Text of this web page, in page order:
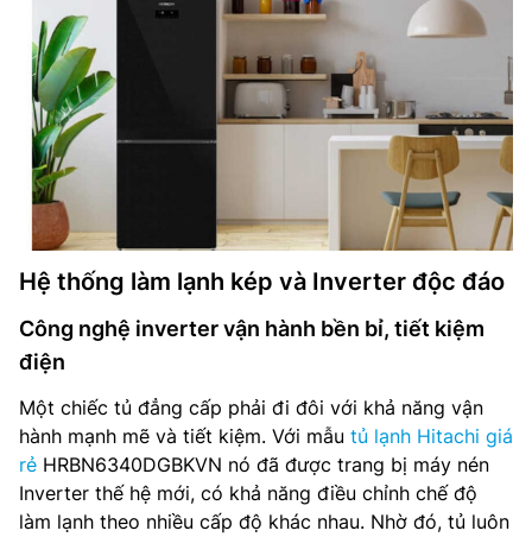
Hệ thống làm lạnh kép và Inverter độc đáo
Công nghệ inverter vận hành bền bỉ, tiết kiệm
điện
Một chiếc tủ đẳng cấp phải đi đôi với khả năng vận
hành mạnh mẽ và tiết kiệm. Với mẫu tủ lạnh Hitachi giá
rẻ HRBN6340DGBKVN nó đã được trang bị máy nén
Inverter thế hệ mới, có khả năng điều chỉnh chế độ
làm lạnh theo nhiều cấp độ khác nhau. Nhờ đó, tủ luôn